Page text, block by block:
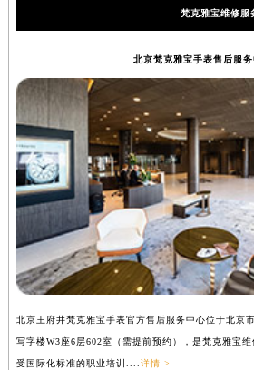
梵克雅宝维修服
北京梵克雅宝手表售后服
北京王府井梵克雅宝手表官方售后服务中心位于北京
写字楼W3座6层602室（需提前预约），是梵克雅宝
受国际化标准的职业培训.... 详情 >